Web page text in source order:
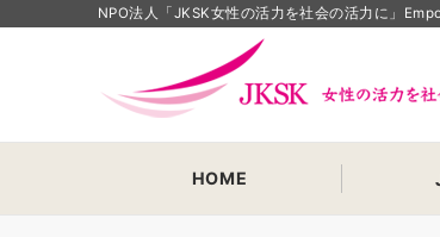
NPO法人「JKSK女性の活力を社会の活力に」
HOME